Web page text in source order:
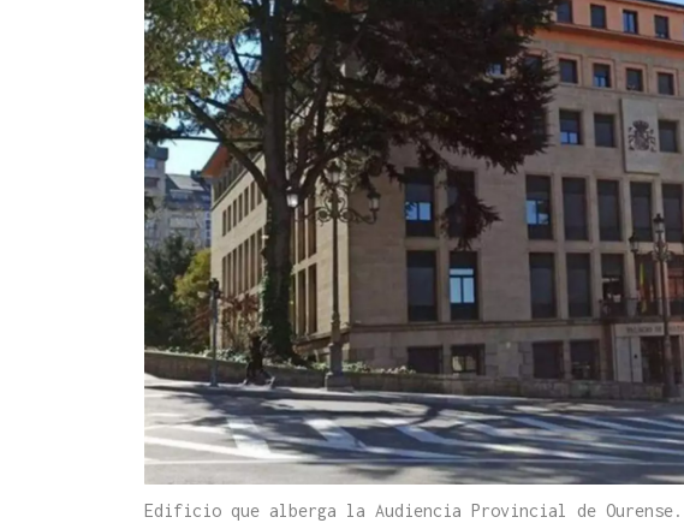
Edificio que alberga la Audiencia Provincial de Ourense.